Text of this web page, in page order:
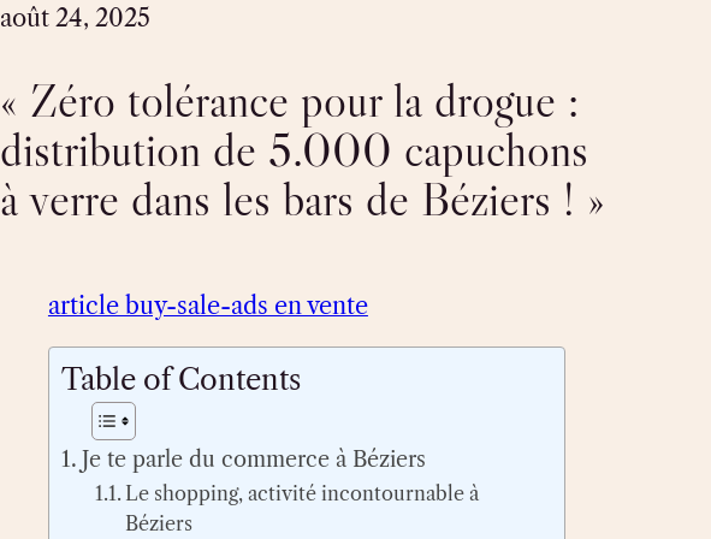
août 24, 2025
« Zéro tolérance pour la drogue :
distribution de 5.000 capuchons
à verre dans les bars de Béziers ! »
article buy-sale-ads en vente
Table of Contents
Je te parle du commerce à Béziers
Le shopping, activité incontournable à
Béziers